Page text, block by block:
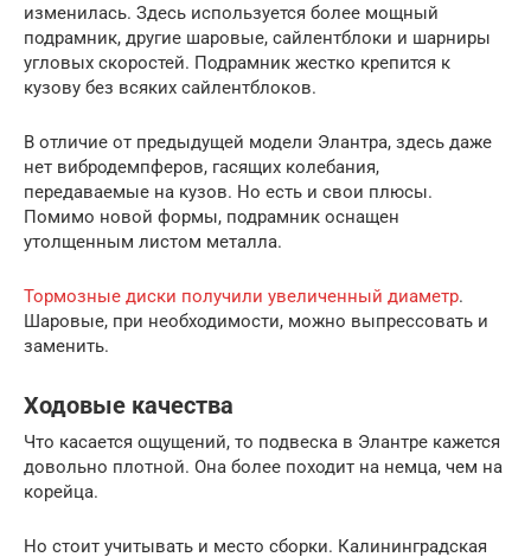
изменилась. Здесь используется более мощный
подрамник, другие шаровые, сайлентблоки и шарниры
угловых скоростей. Подрамник жестко крепится к
кузову без всяких сайлентблоков.
В отличие от предыдущей модели Элантра, здесь даже
нет вибродемпферов, гасящих колебания,
передаваемые на кузов. Но есть и свои плюсы.
Помимо новой формы, подрамник оснащен
утолщенным листом металла.
Тормозные диски получили увеличенный диаметр.
Шаровые, при необходимости, можно выпрессовать и
заменить.
Ходовые качества
Что касается ощущений, то подвеска в Элантре кажется
довольно плотной. Она более походит на немца, чем на
корейца.
Но стоит учитывать и место сборки. Калининградская